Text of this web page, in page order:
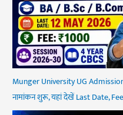
Munger University UG
नामांकन शुरू, यहां देखें Last Date,